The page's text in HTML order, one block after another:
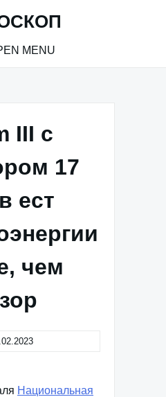
MENU
III с
17
ест
чем
Национальная